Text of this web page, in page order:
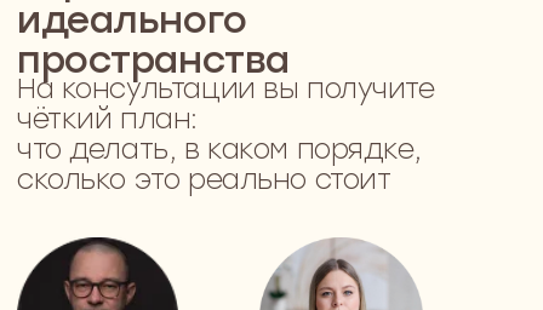
квадратных метрах
Лет работы в дизайне и
управлении проектами
"под-ключ"
контролем на всех этапах
10+ Лет опыта
100% Проектов
22 500 Кв. метров